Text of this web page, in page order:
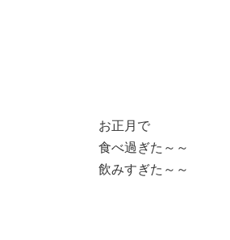
お正月で
食べ過ぎた～～
飲みすぎた～～